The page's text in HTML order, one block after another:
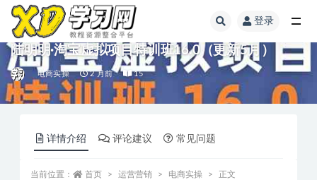
登录
陆明明·淘宝虚拟项目特训班16.0（更新5月）
电商实操 2 月前 15
详情介绍 评论建议 常见问题
当前位置： 首页 运营营销 电商实操 正文